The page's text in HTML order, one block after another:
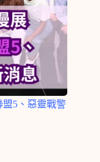
盟5、惡靈戰警